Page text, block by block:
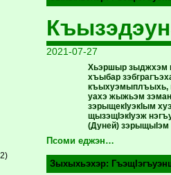
2021-07-27
Хьэршыр зыджхэм
хъыбар
къыхуэмыплъыхь,
уахэ жыжьэм
зэрыщекIуэкIым
щызэщIэкIуэж
(Дуней) зэрыщыIэм
Псоми еджэн…
Зыхыхьэхэр: